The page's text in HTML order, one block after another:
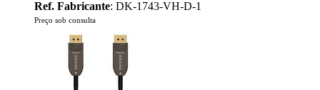
Ref. Fabricante: DK-1743-VH-D-1
Preço sob consulta